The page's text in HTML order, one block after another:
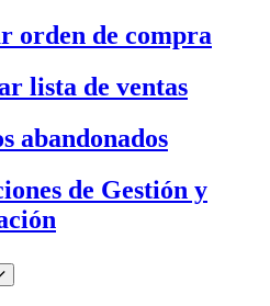
orden de compra
lista de ventas
abandonados
de Gestión y